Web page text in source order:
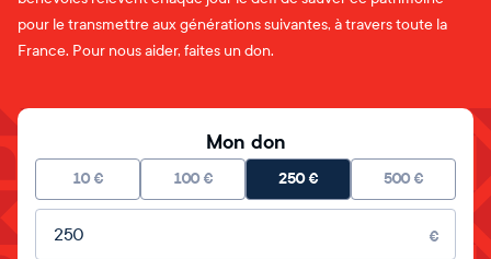
pour le transmettre aux générations suivantes, à travers toute la
France. Pour nous aider, faites un don.
Mon don
10 € 100 € 250€ 500 €
Montant libre
€